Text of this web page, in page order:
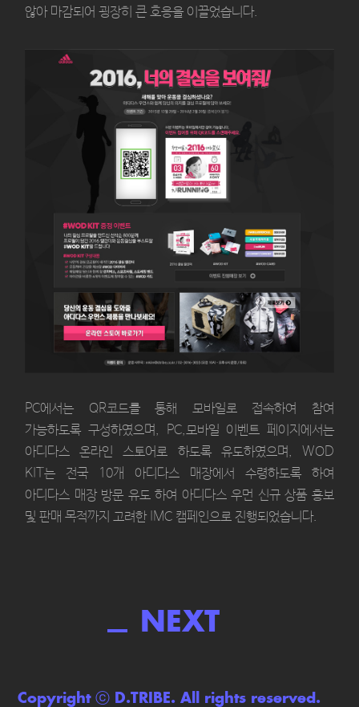
않아 마감되어 굉장히 큰 호응을 이끌었습니다.
PC에서는 QR코드를 통해 모바일로 접속하여 참여
가능하도록 구성하였으며, PC,모바일 이벤트 페이지에서는
아디다스 온라인 스토어로 하도록 유도하였으며, WOD
KIT는 전국 10개 아디다스 매장에서 수령하도록 하여
아디다스 매장 방문 유도 하여 아디다스 우먼 신규 상품 홍보
및 판매 목적까지 고려한 IMC 캠페인으로 진행되었습니다.
NEXT
Copyright ⓒ D.TRIBE. All rights reserved.